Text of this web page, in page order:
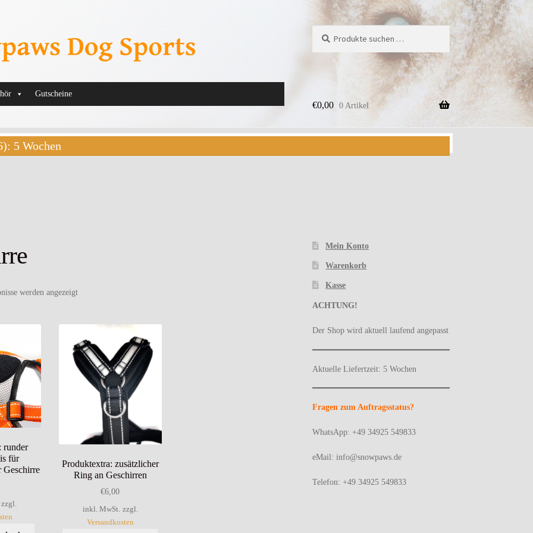
nach:
Gutscheine
€0,00 0 Artikel
5 Wochen
werden angezeigt
runder
für
Geschirre
zzgl.
Produktextra: zusätzlicher
Ring an Geschirren
€6,00
inkl. MwSt. zzgl.
Versandkosten
Mein Konto
Warenkorb
Kasse
ACHTUNG!
Der Shop wird aktuell laufend angepasst
Aktuelle Liefertzeit: 5 Wochen
Fragen zum Auftragsstatus?
WhatsApp: +49 34925 549833
eMail: info@snowpaws.de
Telefon: +49 34925 549833